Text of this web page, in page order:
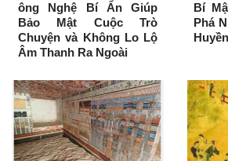
ông Nghệ Bí Ẩn Giúp
Bảo Mật Cuộc Trò
Chuyện và Không Lo Lộ
Âm Thanh Ra Ngoài
Bí
Phá